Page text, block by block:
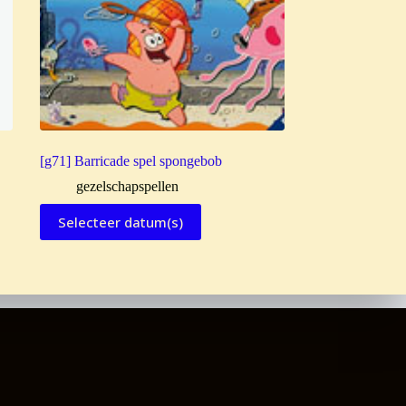
[g71] Barricade spel spongebob
gezelschapspellen
Selecteer datum(s)